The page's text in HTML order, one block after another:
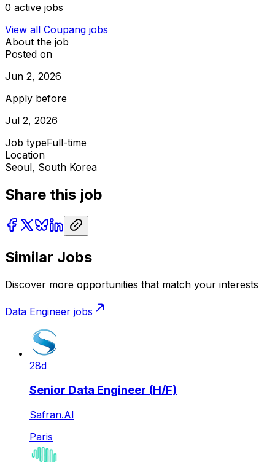
0 active jobs
View all Coupang jobs
About the job
Posted on
Jun 2, 2026
Apply before
Jul 2, 2026
Job typeFull-time
Location
Seoul, South Korea
Share this job
Similar Jobs
Discover more opportunities that match your interests
Data Engineer jobs
28d
Senior Data Engineer (H/F)
Safran.AI
Paris